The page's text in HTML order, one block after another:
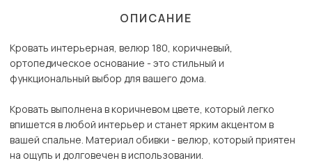
ОПИСАНИЕ
Кровать интерьерная, велюр 180, коричневый,
ортопедическое основание - это стильный и
функциональный выбор для вашего дома.
Кровать выполнена в коричневом цвете, который легко
впишется в любой интерьер и станет ярким акцентом в
вашей спальне. Материал обивки - велюр, который приятен
на ощупь и долговечен в использовании.